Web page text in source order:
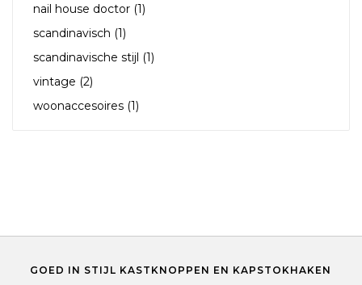
nail house doctor (1)
scandinavisch (1)
scandinavische stijl (1)
vintage (2)
woonaccesoires (1)
GOED IN STIJL KASTKNOPPEN EN KAPSTOKHAKEN